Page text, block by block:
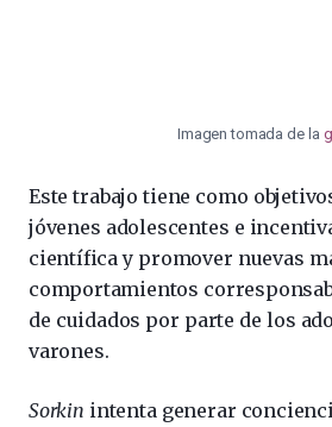
Imagen tomada de la
Este trabajo tiene como
jóvenes adolescentes e
científica y promover nuevas
comportamientos
de cuidados por parte de los
varones.
Sorkin intenta generar